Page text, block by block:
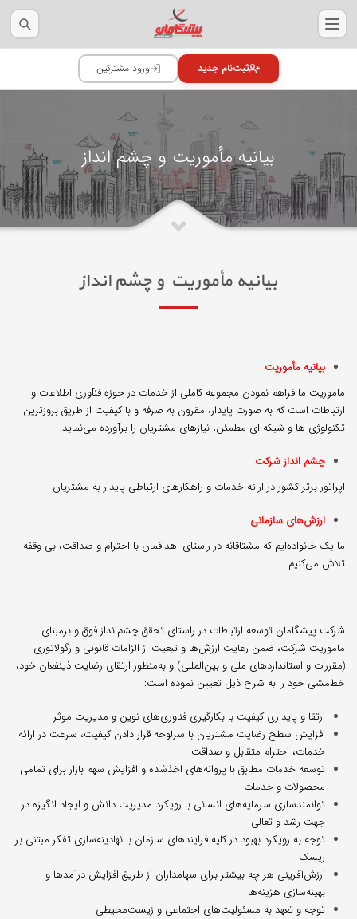
بیانیه مأموریت و چشم انداز
بیانیه مأموریت و چشم انداز
بیانیه مأموریت
ماموریت ما فراهم نمودن مجموعه کاملی از خدمات در حوزه فنآوری اطلاعات و
ارتباطات است که به صورت پایدار، مقرون به صرفه و با کیفیت از طریق بروزترین
تکنولوژی ها و شبکه ای مطمئن، نیازهای مشتریان را برآورده می‌نماید.
چشم انداز شرکت
اپراتور برتر کشور در ارائه خدمات و راهکارهای ارتباطی پایدار به مشتریان
ارزش‌های سازمانی
ما یک خانواده‌ایم که مشتاقانه در راستای اهدافمان با احترام و صداقت، بی وقفه
تلاش می‌کنیم.
شرکت پیشگامان توسعه ارتباطات در راستای تحقق چشم‌انداز فوق و برمبنای
ماموریت شرکت، ضمن رعایت ارزش‌ها و تبعیت از الزامات قانونی و رگولاتوری
(مقررات و استانداردهای ملی و بین‌المللی) و به‌منظور ارتقای رضایت ذینفعان خود،
خط‌مشی خود را به شرح ذیل تعیین نموده است:
ارتقا و پایداری کیفیت با بکارگیری فناوری‌های نوین و مدیریت موثر
افزایش سطح رضایت مشتریان با سرلوحه قرار دادن کیفیت، سرعت در ارائه
خدمات، احترام متقابل و صداقت
توسعه خدمات مطابق با پروانه‌های اخذشده و افزایش سهم بازار برای تمامی
محصولات و خدمات
توانمندسازی سرمایه‌های انسانی با رویکرد مدیریت دانش و ایجاد انگیزه در
جهت رشد و تعالی
توجه به رویکرد بهبود در کلیه فرایند‌های سازمان با نهادینه‌سازی تفکر مبتنی بر
ریسک
ارزش‌آفرینی هر چه بیشتر برای سهامداران از طریق افزایش درآمدها و
بهینه‌سازی هزینه‌ها
توجه و تعهد به مسئولیت‌های اجتماعی و زیست‌محیطی